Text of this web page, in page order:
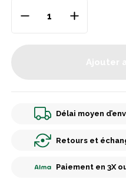
Délai moyen
Retours et
Paiement en 3X